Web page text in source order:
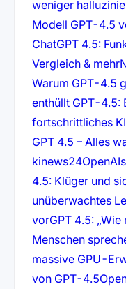
weniger
Modell GPT-4.5
ChatGPT 4.5:
Vergleich & mehr
Warum GPT-4.5
enthüllt GPT-4.5:
fortschrittliches
GPT 4.5 – Alles
kinews24(öffnet
4.5: Klüger und
unüberwachtes
vor(öffnet in
GPT 4.5:
Menschen
massive GPU-
von GPT-4.5